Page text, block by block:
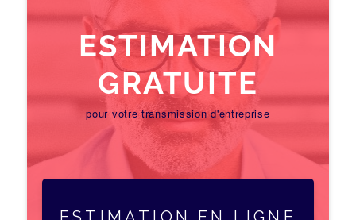
ESTIMATION
GRATUITE
pour votre transmission d'entreprise